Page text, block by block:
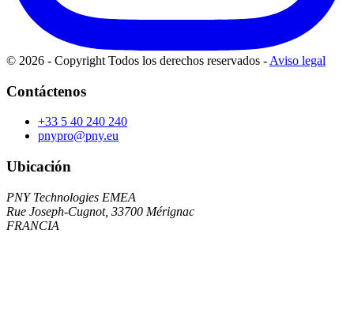
© 2026 - Copyright Todos los derechos reservados - Aviso legal
Contáctenos
+33 5 40 240 240
pnypro@pny.eu
Ubicación
PNY Technologies EMEA
Rue Joseph-Cugnot, 33700 Mérignac
FRANCIA